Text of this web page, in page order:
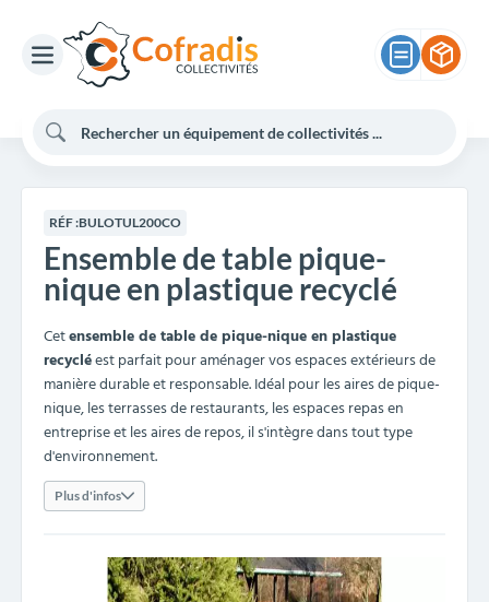
RÉF :BULOTUL200CO
Ensemble de table pique-
nique en plastique recyclé
Cetensemble de table de pique-nique en plastique
recycléest parfait pour aménager vos espaces extérieurs de
manière durable et responsable. Idéal pour les aires de pique-
nique, les terrasses de restaurants, les espaces repas en
entreprise et les aires de repos, il s'intègre dans tout type
d'environnement.
Plus d'infos